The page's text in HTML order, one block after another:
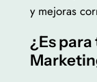
y mejoras
¿Es